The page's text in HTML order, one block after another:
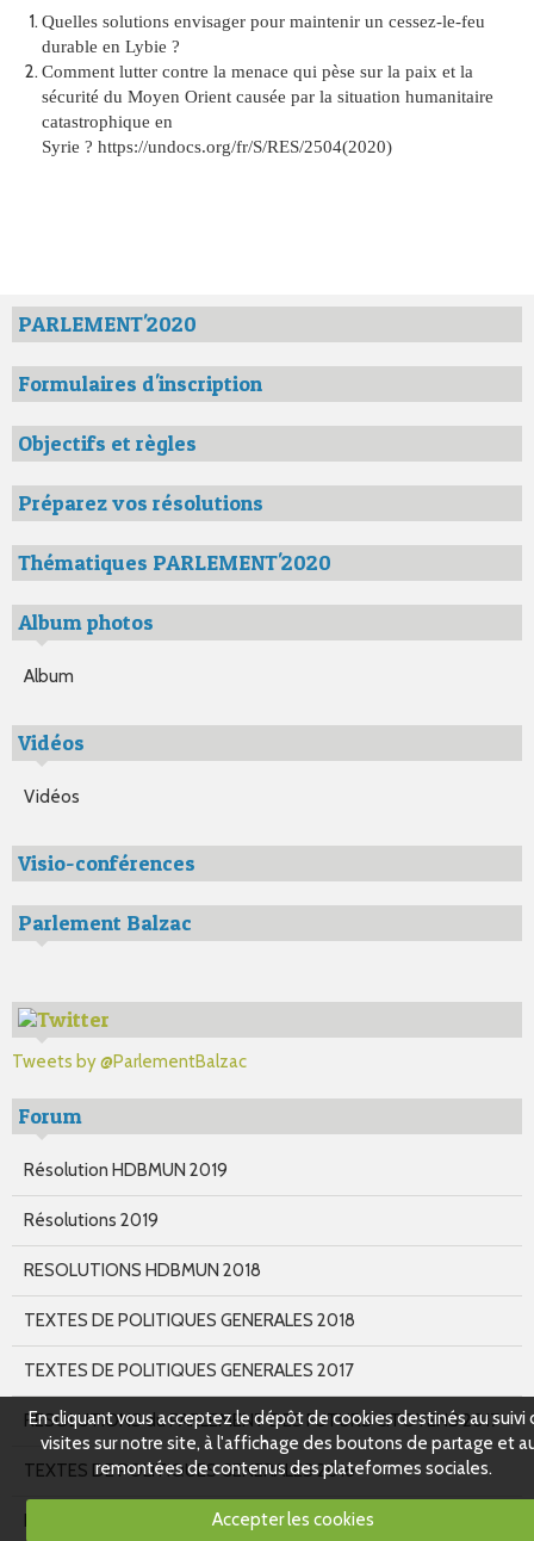
Quelles solutions envisager pour maintenir un cessez-le-feu
durable en Lybie ?
Comment lutter contre la menace qui pèse sur la paix et la
sécurité du Moyen Orient causée par la situation humanitaire
catastrophique en
Syrie ? https://undocs.org/fr/S/RES/2504(2020)
PARLEMENT'2020
Formulaires d'inscription
Objectifs et règles
Préparez vos résolutions
Thématiques PARLEMENT'2020
Album photos
Album
Vidéos
Vidéos
Visio-conférences
Parlement Balzac
Tweets by @ParlementBalzac
Forum
Résolution HDBMUN 2019
Résolutions 2019
RESOLUTIONS HDBMUN 2018
TEXTES DE POLITIQUES GENERALES 2018
TEXTES DE POLITIQUES GENERALES 2017
RESOLUTIONS du PARLEMENT DES FUTURS CITOYENS 2017
TEXTES DE POLITIQUES GENERALES 2016
RESOLUTIONS du Parlement des futurs citoyens 2016
En cliquant vous acceptez le dépôt de cookies destinés au suivi
visites sur notre site, à l'affichage des boutons de partage et
remontées de contenus des plateformes sociales.
Accepter les cookies